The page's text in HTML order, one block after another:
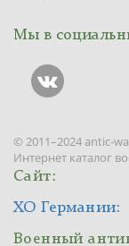
Мы в
© 2011–2024 antic-
Интернет каталог
Сайт:
ХО Германии:
Военный